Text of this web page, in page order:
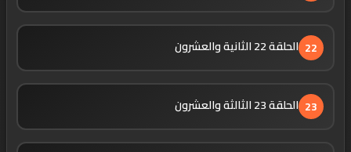
22 الحلقة 22 الثانية والعشرون
23 الحلقة 23 الثالثة والعشرون